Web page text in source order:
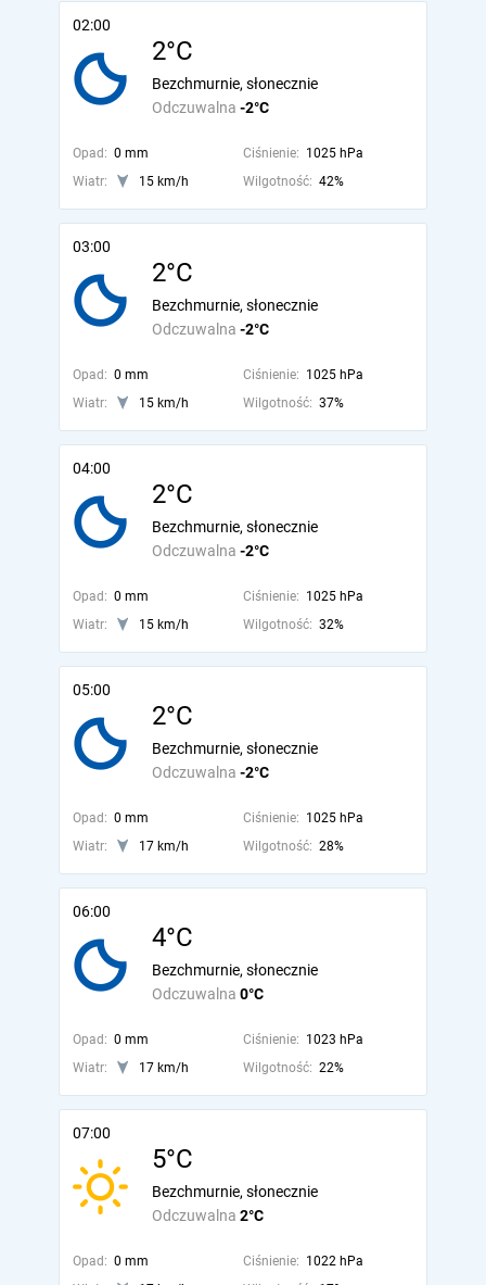
02:00
2°C
Odczuwalna -2°C
Bezchmurnie, słonecznie
Opad: 0 mm Ciśnienie: 1025 hPa
Wiatr:
15 km/h Wilgotność: 42%
03:00
2°C
Odczuwalna -2°C
Bezchmurnie, słonecznie
Opad: 0 mm Ciśnienie: 1025 hPa
Wiatr:
15 km/h Wilgotność: 37%
04:00
2°C
Odczuwalna -2°C
Bezchmurnie, słonecznie
Opad: 0 mm Ciśnienie: 1025 hPa
Wiatr:
15 km/h Wilgotność: 32%
05:00
2°C
Odczuwalna -2°C
Bezchmurnie, słonecznie
Opad: 0 mm Ciśnienie: 1025 hPa
Wiatr:
17 km/h Wilgotność: 28%
06:00
4°C
Odczuwalna 0°C
Bezchmurnie, słonecznie
Opad: 0 mm Ciśnienie: 1023 hPa
Wiatr:
17 km/h Wilgotność: 22%
07:00
5°C
Odczuwalna 2°C
Bezchmurnie, słonecznie
Opad: 0 mm Ciśnienie: 1022 hPa